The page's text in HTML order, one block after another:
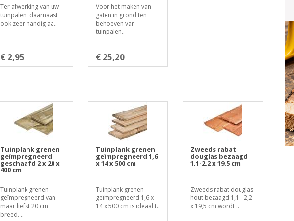
Ter afwerking van uw
tuinpalen, daarnaast
ook zeer handig aa..
€ 2,95
Voor het maken van
gaten in grond ten
behoeven van
tuinpalen..
€ 25,20
Tuinplank grenen
geïmpregneerd
geschaafd 2 x 20 x
400 cm
Tuinplank grenen
geïmpregneerd van
maar liefst 20 cm
breed. ..
Tuinplank grenen
geïmpregneerd 1,6
x 14 x 500 cm
Tuinplank grenen
geïmpregneerd 1,6 x
14 x 500 cm is ideaal t..
Zweeds rabat
douglas bezaagd
1,1-2,2 x 19,5 cm
Zweeds rabat douglas
hout bezaagd 1,1 - 2,2
x 19,5 cm wordt ..